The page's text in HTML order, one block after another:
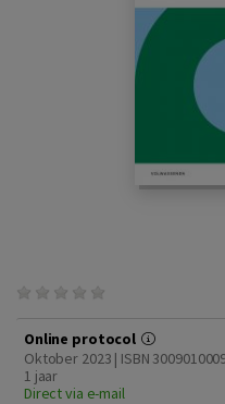
Online protocol
Oktober 2023 | ISBN
1 jaar
Direct via e-mail